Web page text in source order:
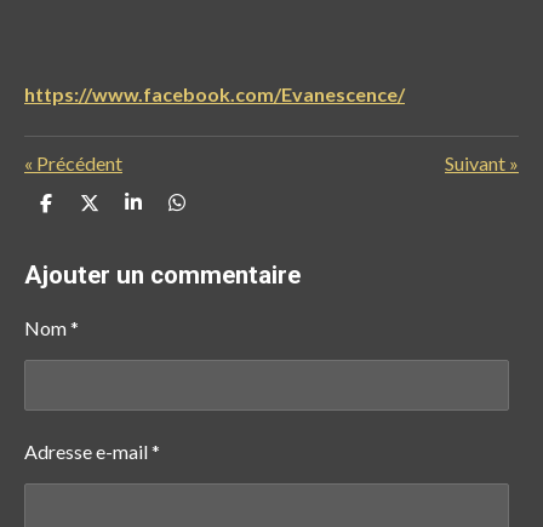
https://www.facebook.com/Evanescence/
« Précédent Suivant »
P
t
a
e
P
t
a
P
t
a
P
t
a
Ajouter un commentaire
Nom *
Adresse e-mail *